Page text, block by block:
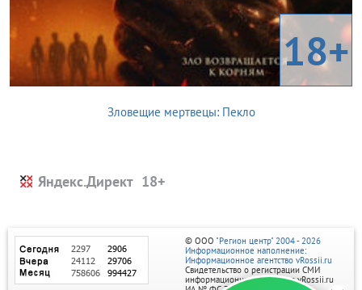
18+
Зловещие мертвецы: Пекло
Яндекс.Директ
© ООО "Регион центр" 2004 - 2026
Информационное наполнение:
Информационное агентство vRossii.ru
Свидетельство о регистрации СМИ
информационного агентства vRossii.ru